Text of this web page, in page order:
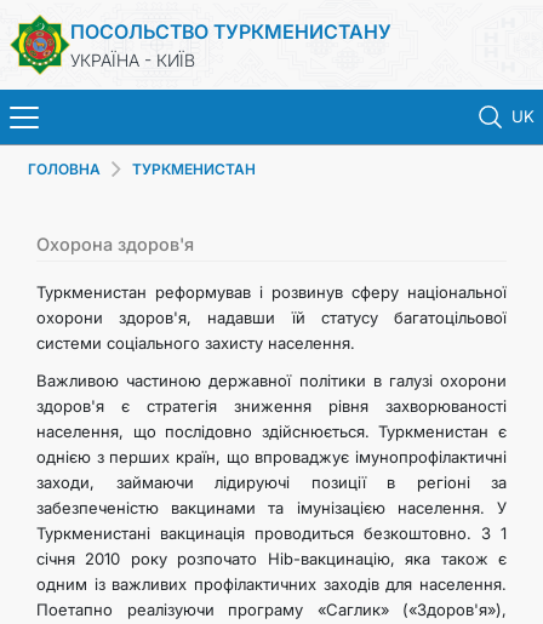
ПОСОЛЬСТВО ТУРКМЕНИСТАНУ
УКРАЇНА - КИЇВ
UK
ГОЛОВНА
ТУРКМЕНИСТАН
КОНСУЛЬСЬКІ ПОСЛУГИ
МЗС
КОНТАКТНІ ДАНІ
ГОЛОВНА ТУРКМЕНИСТАН
Охорона здоров'я
Туркменистан реформував і розвинув сферу національної
охорони здоров'я, надавши їй статусу багатоцільової
системи соціального захисту населення.
Важливою частиною державної політики в галузі охорони
здоров'я є стратегія зниження рівня захворюваності
населення, що послідовно здійснюється. Туркменистан є
однією з перших країн, що впроваджує імунопрофілактичні
заходи, займаючи лідируючі позиції в регіоні за
забезпеченістю вакцинами та імунізацією населення. У
Туркменистані вакцинація проводиться безкоштовно. З 1
січня 2010 року розпочато Hib-вакцинацію, яка також є
одним із важливих профілактичних заходів для населення.
Поетапно реалізуючи програму «Саглик» («Здоров'я»),